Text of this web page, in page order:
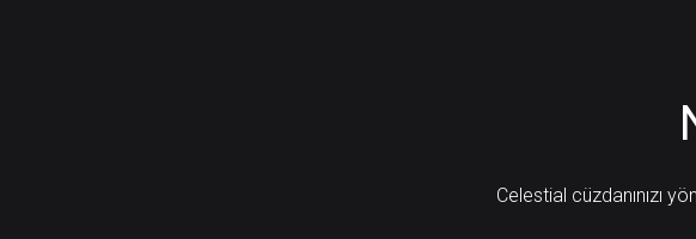
Celestial cüzdanınızı